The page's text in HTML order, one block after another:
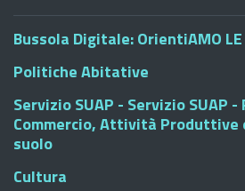
Bussola Digitale: OrientiAMO LE
Politiche Abitative
Servizio SUAP - Servizio SUAP
Commercio, Attività Produttive
suolo
Cultura